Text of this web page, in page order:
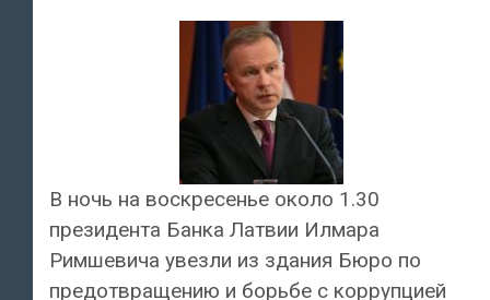
В ночь на воскресенье около 1.30
президента Банка Латвии Илмара
Римшевича увезли из здания Бюро по
предотвращению и борьбе с коррупцией